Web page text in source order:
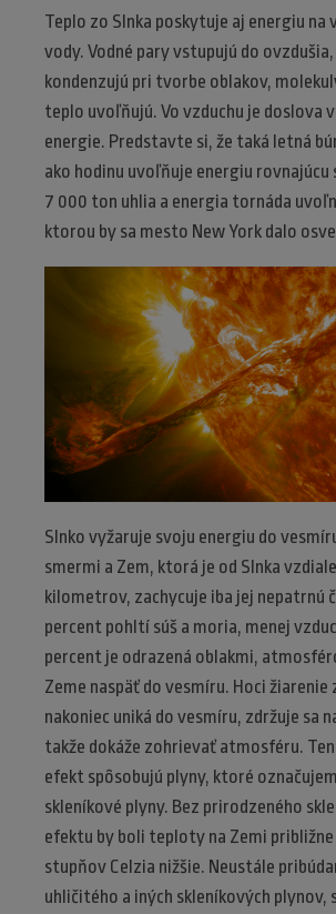
Teplo zo Slnka poskytuje aj energiu na
vody. Vodné pary vstupujú do ovzdušia,
kondenzujú pri tvorbe oblakov,
teplo uvoľňujú. Vo vzduchu je doslova
energie. Predstavte si, že taká letná
ako hodinu uvoľňuje energiu rovnajúcu
7 000 ton uhlia a energia tornáda
ktorou by sa mesto New York dalo
Slnko vyžaruje svoju energiu do
smermi a Zem, ktorá je od Slnka
kilometrov, zachycuje iba jej nepatrnú
percent pohltí súš a moria, menej
percent je odrazená oblakmi,
Zeme naspäť do vesmíru. Hoci žiarenie
nakoniec uniká do vesmíru, zdržuje sa
takže dokáže zohrievať atmosféru.
efekt spôsobujú plyny, ktoré
skleníkové plyny. Bez prirodzeného
efektu by boli teploty na Zemi približne
stupňov Celzia nižšie. Neustále
uhličitého a iných skleníkových plynov,